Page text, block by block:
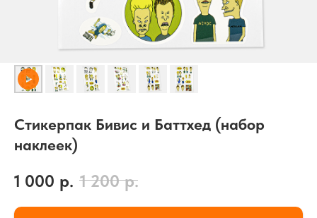
Стикерпак Бивис и Баттхед (набор
наклеек)
1 000 р. 1 200 р.